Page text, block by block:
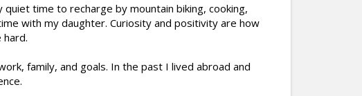
time to recharge by mountain biking, cooking,
with my daughter. Curiosity and positivity are how
family, and goals. In the past I lived abroad and